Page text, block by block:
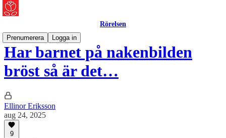
Rörelsen
Prenumerera
Logga in
Har barnet på nakenbilden
bröst så är det…
Ellinor Eriksson
aug 24, 2025
9